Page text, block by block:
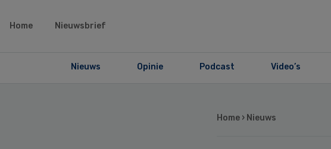
Home Nieuwsbrief
Nieuws Opinie Podcast Video’s
Home › Nieuws